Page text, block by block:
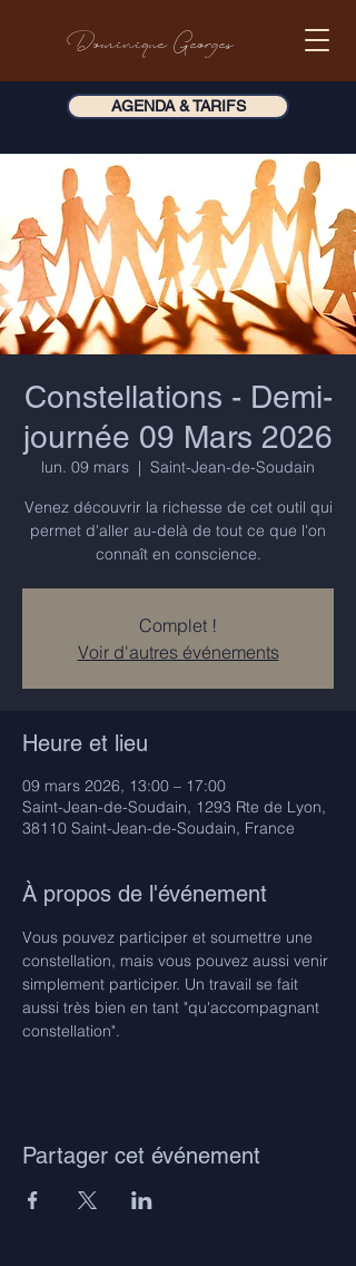
Dominique Georges
AGENDA & TARIFS
Constellations - Demi-
journée 09 Mars 2026
lun. 09 mars
  |
Saint-Jean-de-Soudain
Venez découvrir la richesse de cet outil qui
permet d'aller au-delà de tout ce que l'on
connaît en conscience.
Complet !
Voir d'autres événements
Heure et lieu
09 mars 2026, 13:00 – 17:00
Saint-Jean-de-Soudain, 1293 Rte de Lyon,
38110 Saint-Jean-de-Soudain, France
À propos de l'événement
Vous pouvez participer et soumettre une
constellation, mais vous pouvez aussi venir
simplement participer. Un travail se fait
aussi très bien en tant "qu'accompagnant
constellation".
Partager cet événement